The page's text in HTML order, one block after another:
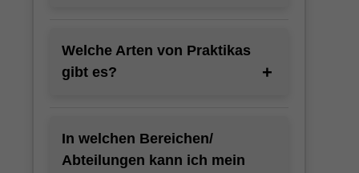
Welche Arten von Praktikas
gibt es?
In welchen Bereichen/
Abteilungen kann ich mein